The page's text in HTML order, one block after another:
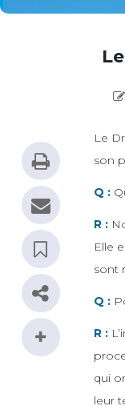
Le
son
Q :
R :
Elle
sont
Q :
R :
qui
leur